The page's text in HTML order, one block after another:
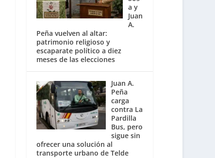
a y
Juan
A.
Peña vuelven al altar:
patrimonio religioso y
escaparate político a diez
meses de las elecciones
Juan A.
Peña
carga
contra La
Pardilla
Bus, pero
sigue sin
ofrecer una solución al
transporte urbano de Telde